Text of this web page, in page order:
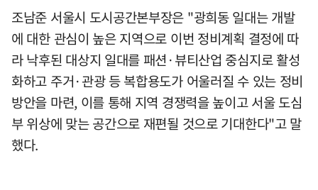
조남준 서울시 도시공간본부장은 "광희동 일대는 개발
에 대한 관심이 높은 지역으로 이번 정비계획 결정에 따
라 낙후된 대상지 일대를 패션·뷰티산업 중심지로 활성
화하고 주거·관광 등 복합용도가 어울러질 수 있는 정비
방안을 마련, 이를 통해 지역 경쟁력을 높이고 서울 도심
부 위상에 맞는 공간으로 재편될 것으로 기대한다"고 말
했다.